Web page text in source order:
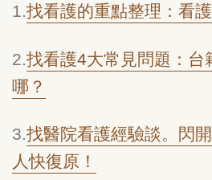
1.找看護的重點整理：看
2.找看護4大常見問題：台
哪？
3.找醫院看護經驗談。閃
人快復原！